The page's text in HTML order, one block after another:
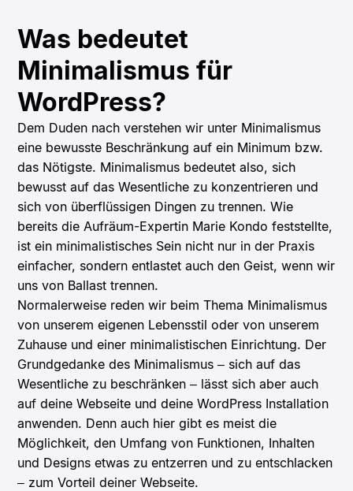
Was bedeutet
Minimalismus für
WordPress?
Dem Duden nach verstehen wir unter Minimalismus
eine bewusste Beschränkung auf ein Minimum bzw.
das Nötigste. Minimalismus bedeutet also, sich
bewusst auf das Wesentliche zu konzentrieren und
sich von überflüssigen Dingen zu trennen. Wie
bereits die Aufräum-Expertin Marie Kondo feststellte,
ist ein minimalistisches Sein nicht nur in der Praxis
einfacher, sondern entlastet auch den Geist, wenn wir
uns von Ballast trennen.
Normalerweise reden wir beim Thema Minimalismus
von unserem eigenen Lebensstil oder von unserem
Zuhause und einer minimalistischen Einrichtung. Der
Grundgedanke des Minimalismus – sich auf das
Wesentliche zu beschränken – lässt sich aber auch
auf deine Webseite und deine WordPress Installation
anwenden. Denn auch hier gibt es meist die
Möglichkeit, den Umfang von Funktionen, Inhalten
und Designs etwas zu entzerren und zu entschlacken
– zum Vorteil deiner Webseite.